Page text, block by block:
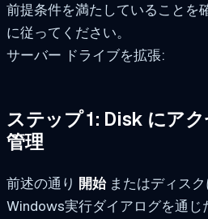
前提条件を満たしていることを
に従ってください。
サーバー ドライブを拡張:
ステップ 1: Disk にア
管理
前述の通り 開始またはディスク
Windows実行ダイアログを通じ